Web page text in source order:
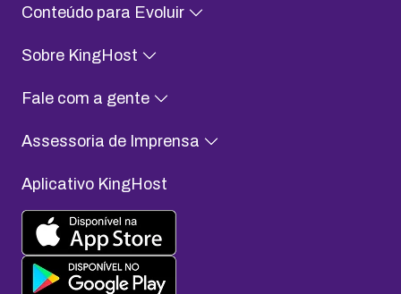
Conteúdo para Evoluir
Sobre KingHost
Fale com a gente
Assessoria de Imprensa
Aplicativo KingHost